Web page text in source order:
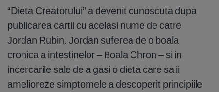
“Dieta Creatorului” a devenit cunoscuta dupa
publicarea cartii cu acelasi nume de catre
Jordan Rubin. Jordan suferea de o boala
cronica a intestinelor – Boala Chron – si in
incercarile sale de a gasi o dieta care sa ii
amelioreze simptomele a descoperit principiile